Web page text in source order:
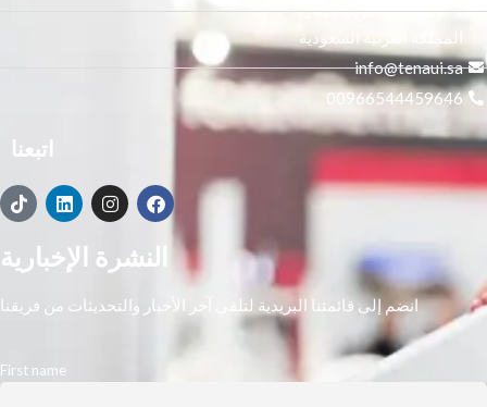
النور, الرياض 14271,
المملكة العربية السعودية
info@tenaui.sa
00966544459646
اتبعنا
النشرة الإخبارية
انضم إلى قائمتنا البريدية لتلقي آخر الأخبار والتحديثات من فريقنا
First name